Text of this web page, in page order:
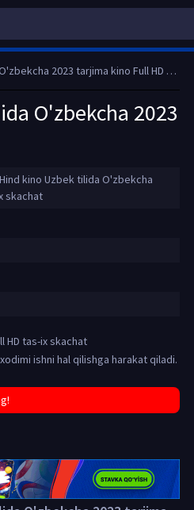
2023 tarjima kino Full HD tas-ix skachat
O'zbekcha 2023
kino Uzbek tilida O'zbekcha
skachat
HD tas-ix skachat
ishni hal qilishga harakat qiladi.